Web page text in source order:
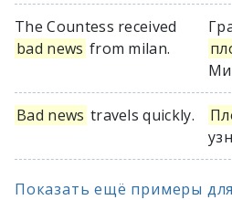
The Countess received
bad news from milan.
Bad news travels quickly.
Показать ещё примеры